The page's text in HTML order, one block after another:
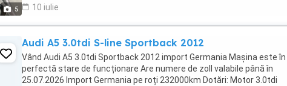
5
10 iulie
Audi A5 3.0tdi S-line Sportback 2012
Vând Audi A5 3.0tdi Sportback 2012 import Germania Mașina este în
perfectă stare de funcționare Are numere de zoll valabile până în
25.07.2026 Import Germania pe roți 232000km Dotări: Motor 3.0tdi